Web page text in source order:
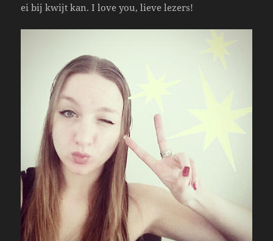
ei bij kwijt kan. I love you, lieve lezers!